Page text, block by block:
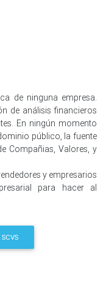
de ninguna empresa.
de análisis financieros
En ningún momento
público, la fuente
Compañias, Valores, y
y empresarios
para hacer al